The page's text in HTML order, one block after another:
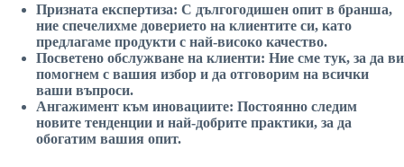
Призната експертиза: С дългогодишен опит в бранша,
ние спечелихме доверието на клиентите си, като
предлагаме продукти с най-високо качество.
Посветено обслужване на клиенти: Ние сме тук, за да ви
помогнем с вашия избор и да отговорим на всички
ваши въпроси.
Ангажимент към иновациите: Постоянно следим
новите тенденции и най-добрите практики, за да
обогатим вашия опит.